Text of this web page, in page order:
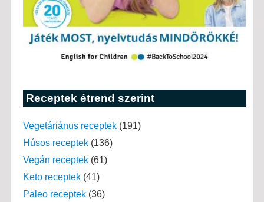
Receptek étrend szerint
Vegetáriánus receptek(191)
Húsos receptek(136)
Vegán receptek(61)
Keto receptek(41)
Paleo receptek(36)